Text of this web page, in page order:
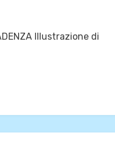
Illustrazione di